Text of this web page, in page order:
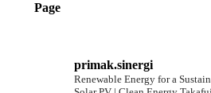
Page
primak.sinergi
Renewable Energy for a